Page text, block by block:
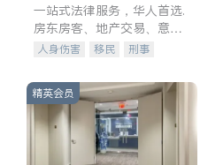
一站式法律服务，华人首选.
房东房客、地产交易、意外
伤害、车祸重伤、商业诉
建筑合同、刑事案件全包办
人身伤害 移民
刑事
信托/遗嘱
商业
商标注册
索赔
律师-其它
精英会员